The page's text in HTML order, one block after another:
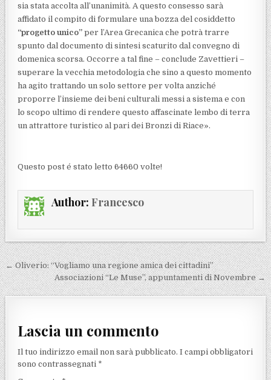
sia stata accolta all’unanimità. A questo consesso sarà
affidato il compito di formulare una bozza del cosiddetto
“progetto unico” per l’Area Grecanica che potrà trarre
spunto dal documento di sintesi scaturito dal convegno di
domenica scorsa. Occorre a tal fine – conclude Zavettieri –
superare la vecchia metodologia che sino a questo momento
ha agito trattando un solo settore per volta anziché
proporre l’insieme dei beni culturali messi a sistema e con
lo scopo ultimo di rendere questo affascinate lembo di terra
un attrattore turistico al pari dei Bronzi di Riace».
Questo post é stato letto 64660 volte!
Author: Francesco
Navigazione articoli
← Oliverio: “Vogliamo una regione amica dei cittadini”
Associazioni “Le Muse”, appuntamenti di Novembre →
Lascia un commento
Il tuo indirizzo email non sarà pubblicato. I campi obbligatori
sono contrassegnati *